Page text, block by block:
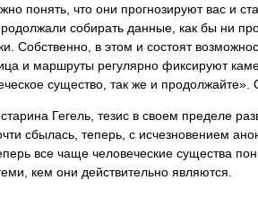
понять, что они прогнозируют вас и
собирать данные, как бы ни
Собственно, в этом и состоят
и маршруты регулярно фиксируют
существо, так же и продолжайте».
Гегель, тезис в своем пределе
сбылась, теперь, с исчезновением
все чаще человеческие существа
кем они действительно являются.